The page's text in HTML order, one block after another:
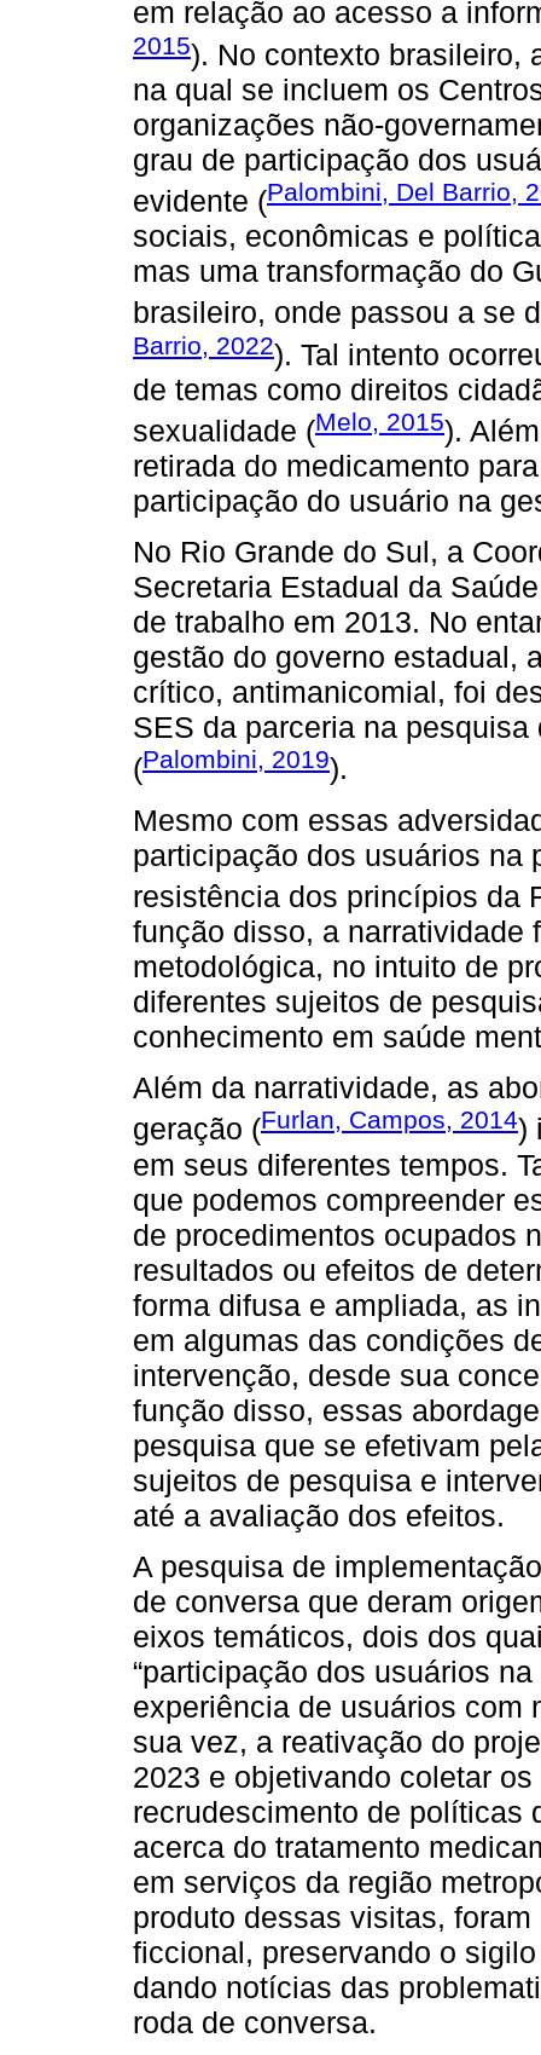
em relação ao acesso a
2015). No contexto brasileiro,
na qual se incluem os
organizações não-
grau de participação dos
evidente (Palombini, Del Barrio,
sociais, econômicas e
mas uma transformação do
brasileiro, onde passou a se
Barrio, 2022). Tal intento
de temas como direitos
sexualidade (Melo, 2015).
retirada do medicamento
participação do usuário na
No Rio Grande do Sul, a
Secretaria Estadual da
de trabalho em 2013. No
gestão do governo estadual,
crítico, antimanicomial, foi
SES da parceria na
(Palombini, 2019).
Mesmo com essas
participação dos usuários na
resistência dos princípios da
função disso, a narratividade
metodológica, no intuito de
diferentes sujeitos de
conhecimento em saúde
Além da narratividade, as
geração (Furlan, Campos, 2014)
em seus diferentes tempos.
que podemos compreender
de procedimentos ocupados
resultados ou efeitos de
forma difusa e ampliada, as
em algumas das condições
intervenção, desde sua
função disso, essas
pesquisa que se efetivam
sujeitos de pesquisa e
até a avaliação dos efeitos.
A pesquisa de
de conversa que deram
eixos temáticos, dois dos
“participação dos usuários
experiência de usuários com
sua vez, a reativação do
2023 e objetivando coletar
recrudescimento de políticas
acerca do tratamento
em serviços da região
produto dessas visitas,
ficcional, preservando o
dando notícias das
roda de conversa.